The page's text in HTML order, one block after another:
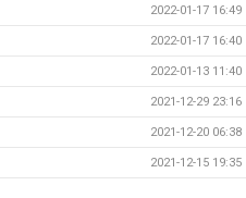
2022-01-17 16:49
2022-01-17 16:40
2022-01-13 11:40
2021-12-29 23:16
2021-12-20 06:38
2021-12-15 19:35